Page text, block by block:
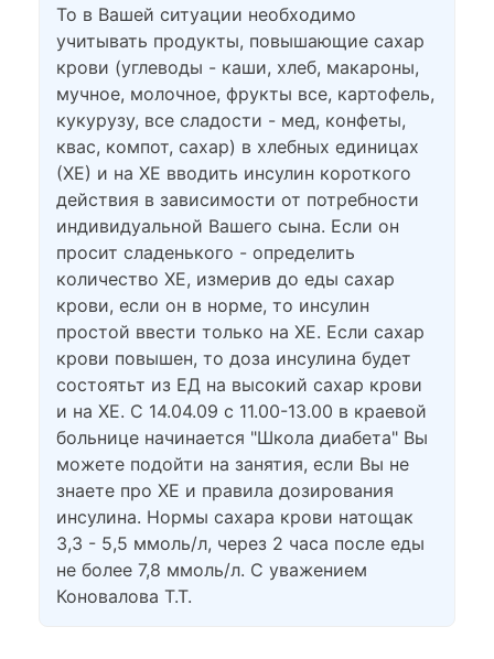
То в Вашей ситуации необходимо
учитывать продукты, повышающие сахар
крови (углеводы - каши, хлеб, макароны,
мучное, молочное, фрукты все, картофель,
кукурузу, все сладости - мед, конфеты,
квас, компот, сахар) в хлебных единицах
(ХЕ) и на ХЕ вводить инсулин короткого
действия в зависимости от потребности
индивидуальной Вашего сына. Если он
просит сладенького - определить
количество ХЕ, измерив до еды сахар
крови, если он в норме, то инсулин
простой ввести только на ХЕ. Если сахар
крови повышен, то доза инсулина будет
состоятьт из ЕД на высокий сахар крови
и на ХЕ. С 14.04.09 с 11.00-13.00 в краевой
больнице начинается "Школа диабета" Вы
можете подойти на занятия, если Вы не
знаете про ХЕ и правила дозирования
инсулина. Нормы сахара крови натощак
3,3 - 5,5 ммоль/л, через 2 часа после еды
не более 7,8 ммоль/л. С уважением
Коновалова Т.Т.